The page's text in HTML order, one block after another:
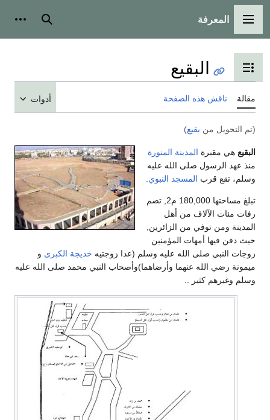
القائمة الرئيسية
المعرفة بحث
تبديل عرض جدول المحتويات
البقيع
مقالة ناقش هذه الصفحة أدوات
(تم التحويل من بقيع)
البقيع هي مقبرة المدينة المنورة
منذ عهد الرسول صلى الله عليه
وسلم، تقع قرب المسجد النبوي
تبلغ مساحتها 180,000 م2, تضم
رفات مئات الآلاف من أهل
المدينة ومن توفي من الزائرين,
حيث دفن فيها أمهات المؤمنين
زوجات النبي صلى الله عليه وسلم (عدا زوجتيه خديجة الكبرى و
ميمونة رضي الله عنهما وأرضاهما)وأصحاب النبي محمد صلى الله عليه
وسلم وغيرهم كثير ..